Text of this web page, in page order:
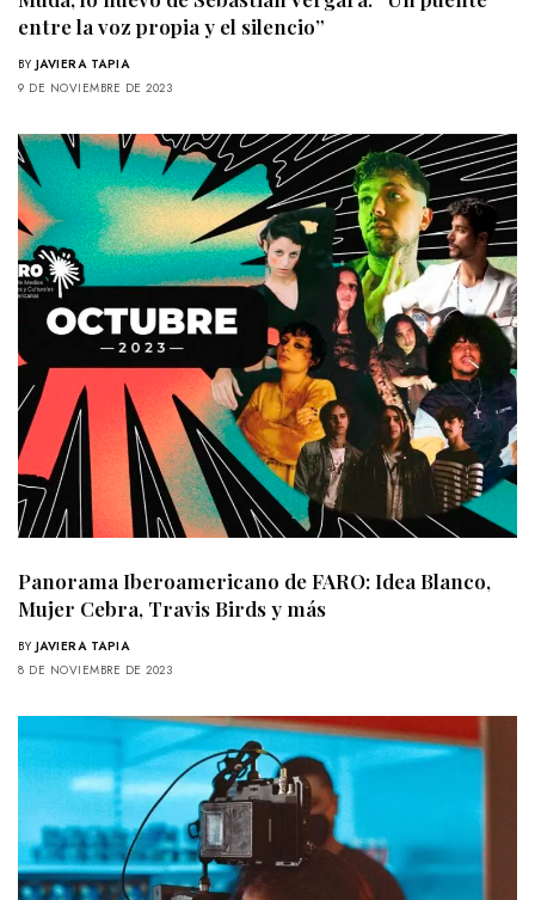
entre la voz propia y el silencio”
BY JAVIERA TAPIA
9 DE NOVIEMBRE DE 2023
Panorama Iberoamericano de FARO: Idea Blanco,
Mujer Cebra, Travis Birds y más
BY JAVIERA TAPIA
8 DE NOVIEMBRE DE 2023